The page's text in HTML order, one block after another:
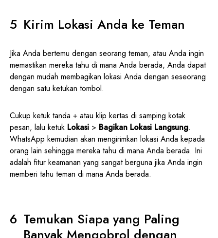
Kirim Lokasi Anda ke Teman
Jika Anda bertemu dengan seorang teman, atau Anda ingin
memastikan mereka tahu di mana Anda berada, Anda dapat
dengan mudah membagikan lokasi Anda dengan seseorang
dengan satu ketukan tombol.
Cukup ketuk tanda + atau klip kertas di samping kotak
pesan, lalu ketuk Lokasi > Bagikan Lokasi Langsung.
WhatsApp kemudian akan mengirimkan lokasi Anda kepada
orang lain sehingga mereka tahu di mana Anda berada. Ini
adalah fitur keamanan yang sangat berguna jika Anda ingin
memberi tahu teman di mana Anda berada.
Temukan Siapa yang Paling